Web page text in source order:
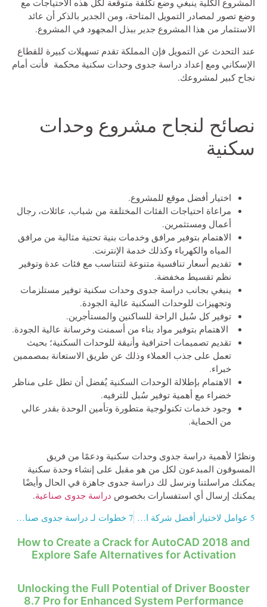
المشروع الكلية ينبغي وضع تكلفة متوقعة لكل هذه الاحتياجات مع
وضع تصور لمصادر التمويل المتاحة، ومن الجدير بالذكر أن عائد
الاستثمار من هذا المشروع جدير ببذل المجهود في المشروع.
عند التحدث عن التمويل فإن المملكة تقدم تسهيلات كبيرة للقطاع
الإسكاني ومع إعداد دراسة جدوى وحدات سكنية محكمة فأنت أمام
نجاح كبير لمشروعك.
نصائح لنجاح مشروع وحدات
سكنية
اختيار أفضل موقع للمشروع.
مراعاة احتياجات الفئات المختلفة من شباب، عائلات، رجال
أعمال ومستثمرين.
الاهتمام بتوفير مرافق وخدمات بنية تحتية مثالية من مرافق
المياه والكهرباء وكذلك خدمة الإنترنت.
تقديم أسعار تنافسية متنوعة لتتناسب مع فئات عدة وتوفير
نظم تقسيط مخفضة.
ينبغي بجانب دراسة جدوى وحدات سكنية توفير مستلزمات
وتجهيزات للوحدات السكنية عالية الجودة.
توفير كل سُبل الراحة للساكنين والمستأجرين.
الاهتمام بتوفير مواد بناء من أسمنت وخرسانة عالية الجودة.
تقديم تصميمات احترافية وأنيقة للوحدات السكنية؛ بحيث
تعمل على جذب العملاء وذلك عن طريق الاستعانة بمصممين
خبراء.
الاهتمام بإطلالة الوحدات السكنية يُفضل أن تطل على مناظر
خضراء مع أهمية توفير سُبل للترفيه.
وجود خدمات تكنولوجية متطورة وتأمين الوحدة بقدر عالي
من الحماية.
ونظرًا لأهمية دراسة جدوى وحدات سكنية ودعمًا من فريق
المسوقون المبدعون لكل من هو مقبل على إنشاء وحدة سكنية
يمكنك مراسلتنا ونرسل لك دراسة جدوى جاهزة في الحال وأيضًا
يمكنك إرسال أي استفسارات بخصوصدراسة جدوى صناعية.
5 عوامل لاختيار أفضل شركة اعلانات في السعودية 2024
7 خطوات لـ دراسة جدوى صناعة الصابون
How to Create a Crack for AutoCAD 2018 and
Explore Safe Alternatives for Activation
Unlocking the Full Potential of Driver Booster
8.7 Pro for Enhanced System Performance